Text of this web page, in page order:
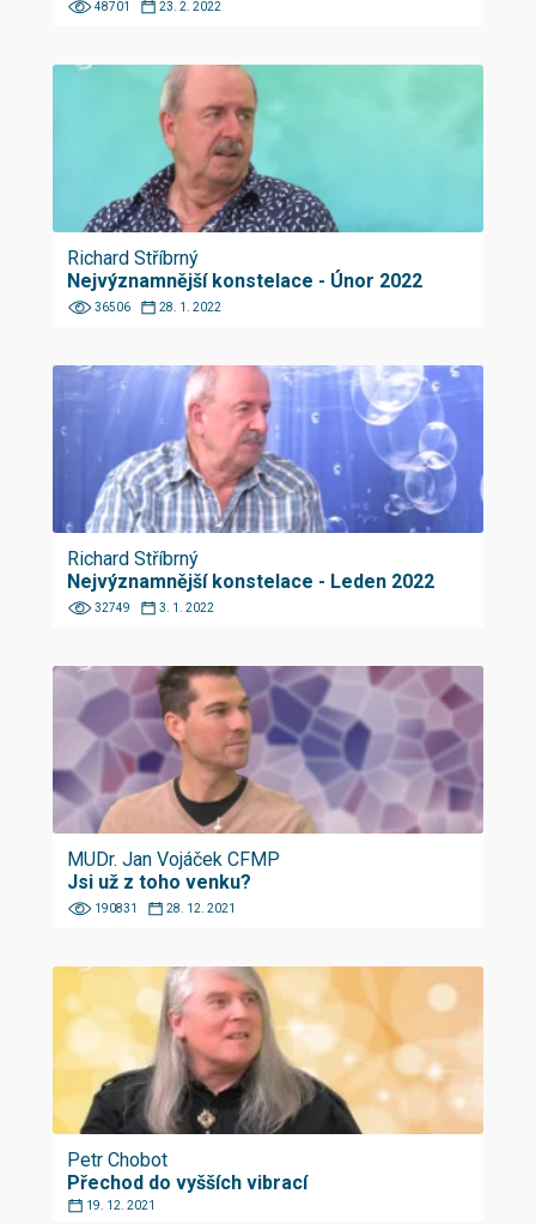
48701 23. 2. 2022
Richard Stříbrný
Nejvýznamnější konstelace - Únor 2022
36506 28. 1. 2022
Richard Stříbrný
Nejvýznamnější konstelace - Leden 2022
32749 3. 1. 2022
MUDr. Jan Vojáček CFMP
Jsi už z toho venku?
190831 28. 12. 2021
Petr Chobot
Přechod do vyšších vibrací
19. 12. 2021